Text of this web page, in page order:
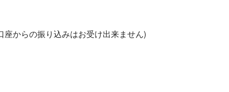
からの振り込みはお受け出来ません)